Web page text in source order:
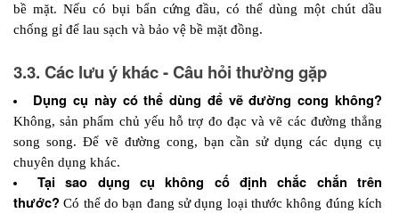
bề mặt. Nếu có bụi bẩn cứng đầu, có thể dùng một chút dầu
chống gỉ để lau sạch và bảo vệ bề mặt đồng.
3.3. Các lưu ý khác - Câu hỏi thường gặp
Dụng cụ này có thể dùng để vẽ đường cong không?
Không, sản phẩm chủ yếu hỗ trợ đo đạc và vẽ các đường thẳng
song song. Để vẽ đường cong, bạn cần sử dụng các dụng cụ
chuyên dụng khác.
Tại sao dụng cụ không cố định chắc chắn trên
thước? Có thể do bạn đang sử dụng loại thước không đúng kích